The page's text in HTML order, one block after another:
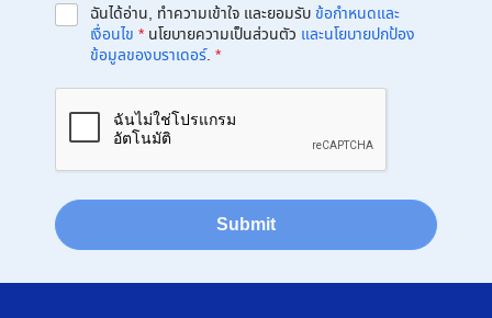
ฉันได้อ่าน, ทำความเข้าใจ และยอมรับข้อกำหนดและ
เงื่อนไข * นโยบายความเป็นส่วนตัว และนโยบายปกป้อง
ข้อมูลของบราเดอร์. *
Submit